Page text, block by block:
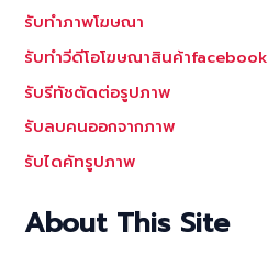
รับทำภาพโฆษณา
รับทำวีดีโอโฆษณาสินค้าfacebook
รับรีทัชตัดต่อรูปภาพ
รับลบคนออกจากภาพ
รับไดคัทรูปภาพ
About This Site